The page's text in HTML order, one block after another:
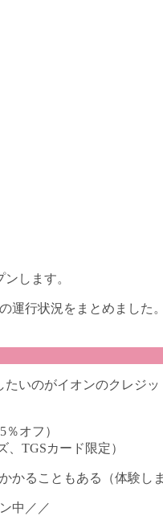
します。
運行状況をまとめました。
いのがイオンのクレジッ
オフ）
、TGSカード限定）
かることもある（体験し
中／／